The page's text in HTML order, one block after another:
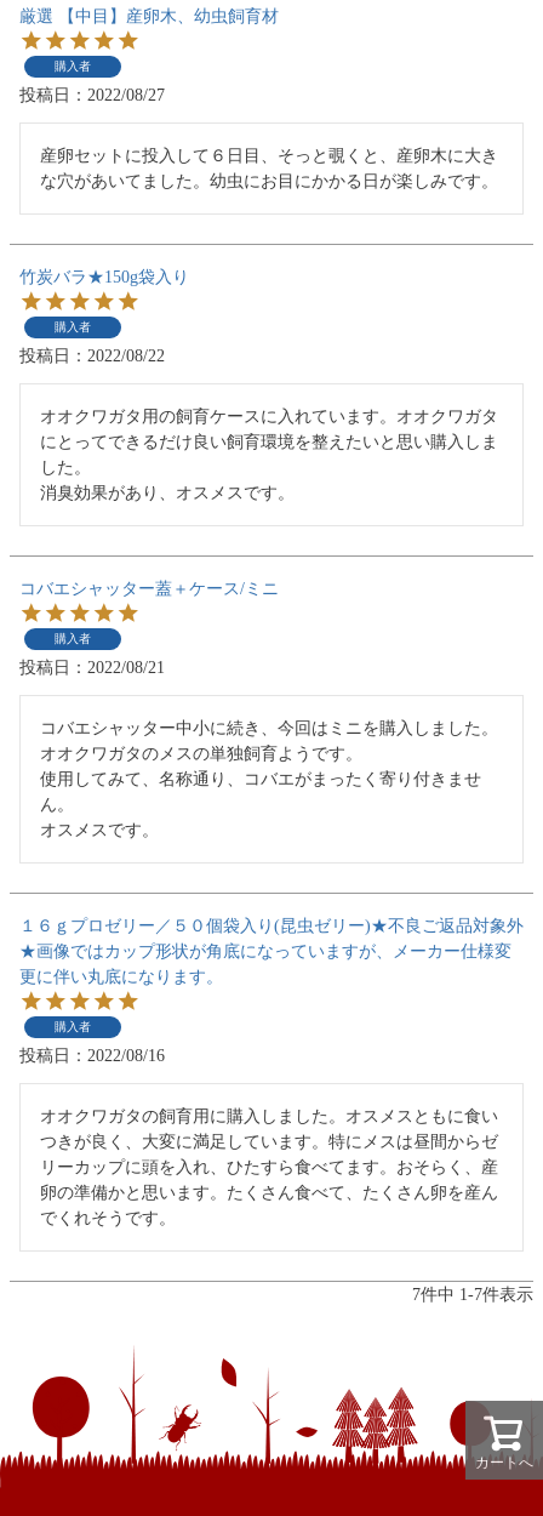
厳選 【中目】産卵木、幼虫飼育材
購入者
投稿日 2022/08/27
産卵セットに投入して６日目、そっと覗くと、産卵木に大き
な穴があいてました。幼虫にお目にかかる日が楽しみです。
竹炭バラ★150g袋入り
購入者
投稿日 2022/08/22
オオクワガタ用の飼育ケースに入れています。オオクワガタ
にとってできるだけ良い飼育環境を整えたいと思い購入しま
した。
消臭効果があり、オスメスです。
コバエシャッター蓋＋ケース/ミニ
購入者
投稿日 2022/08/21
コバエシャッター中小に続き、今回はミニを購入しました。
オオクワガタのメスの単独飼育ようです。
使用してみて、名称通り、コバエがまったく寄り付きませ
ん。
オスメスです。
１６ｇプロゼリー／５０個袋入り(昆虫ゼリー)★不良ご返品対象外
★画像ではカップ形状が角底になっていますが、メーカー仕様変
更に伴い丸底になります。
購入者
投稿日 2022/08/16
オオクワガタの飼育用に購入しました。オスメスともに食い
つきが良く、大変に満足しています。特にメスは昼間からゼ
リーカップに頭を入れ、ひたすら食べてます。おそらく、産
卵の準備かと思います。たくさん食べて、たくさん卵を産ん
7件中 1 -7件表示
カートへ